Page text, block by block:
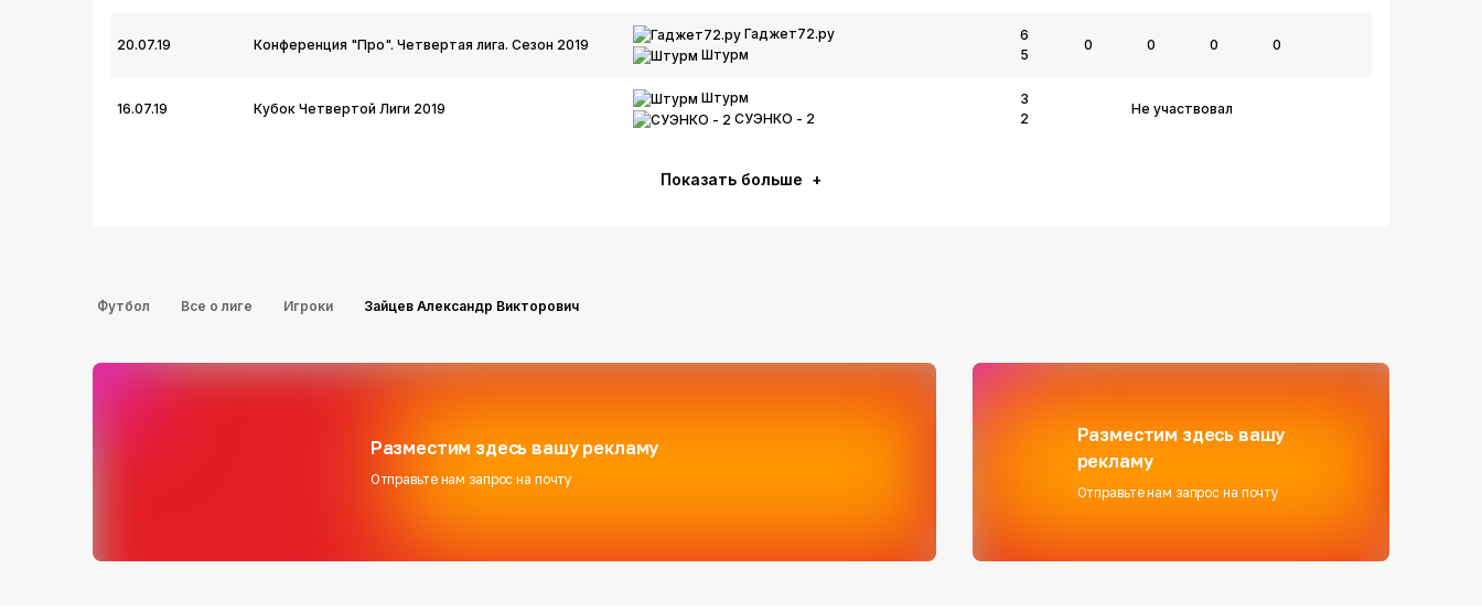
Футбол Все о лиге Игроки Зайцев Александр Викторович
20.07.19 Конференция "Про". Четвертая лига. Сезон 2019
Гаджет72.ру
Штурм
6
5
0 0 0 0
16.07.19 Кубок Четвертой Лиги 2019
Штурм
СУЭНКО - 2
3
2
Не участвовал
Показать больше
Разместим здесь вашу рекламу
Отправьте нам запрос на почту
Разместим здесь вашу
рекламу
Отправьте нам запрос на почту